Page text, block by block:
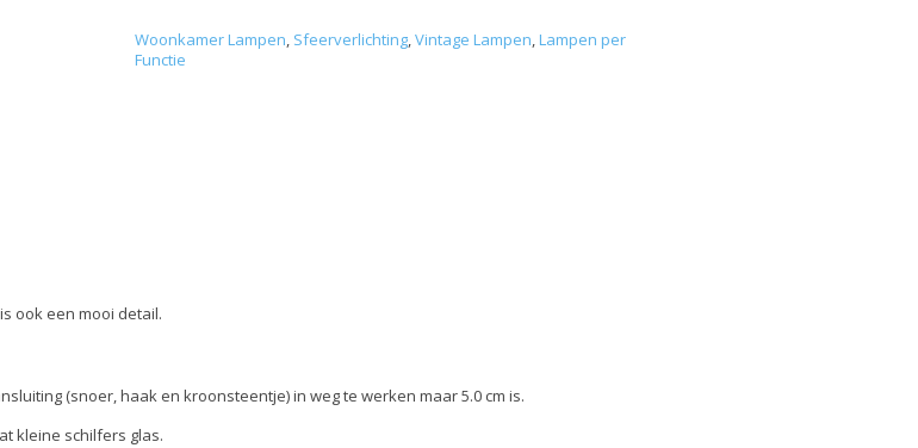
Woonkamer Lampen, Sfeerverlichting,Vintage Lampen,Lampen per
Functie
ook een mooi detail.
(snoer, haak en kroonsteentje) in weg te werken maar 5.0 cm is.
kleine schilfers glas.